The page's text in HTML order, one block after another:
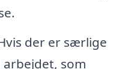
der er særlige
som